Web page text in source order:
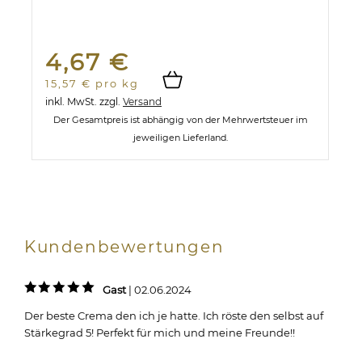
4,67 €
15,57 € pro kg
inkl. MwSt. zzgl. Versand
Der Gesamtpreis ist abhängig von der Mehrwertsteuer im
jeweiligen Lieferland.
Kundenbewertungen
Gast| 02.06.2024
Der beste Crema den ich je hatte. Ich röste den selbst auf
Stärkegrad 5! Perfekt für mich und meine Freunde!!